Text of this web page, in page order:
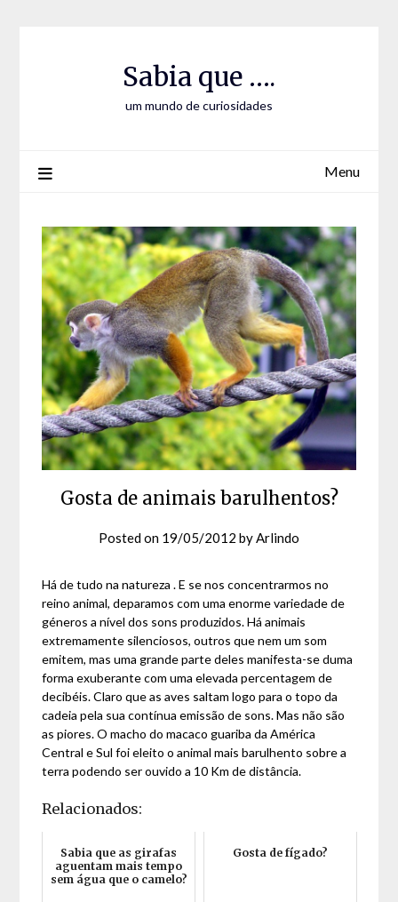
Sabia que ….
um mundo de curiosidades
Menu
Gosta de animais barulhentos?
Posted on 19/05/2012 byArlindo
Há de tudo na natureza . E se nos concentrarmos no
reino animal, deparamos com uma enorme variedade de
géneros a nível dos sons produzidos. Há animais
extremamente silenciosos, outros que nem um som
emitem, mas uma grande parte deles manifesta-se duma
forma exuberante com uma elevada percentagem de
decibéis. Claro que as aves saltam logo para o topo da
cadeia pela sua contínua emissão de sons. Mas não são
as piores. O macho do macaco guariba da América
Central e Sul foi eleito o animal mais barulhento sobre a
terra podendo ser ouvido a 10 Km de distância.
Relacionados:
Sabia que as girafas
aguentam mais tempo
sem água que o camelo?
Gosta de fígado?